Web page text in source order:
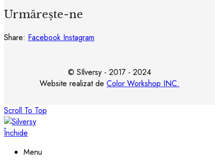
Urmărește-ne
Share: Facebook Instagram
© SIlversy - 2017 - 2024
Website realizat de Color Workshop INC.
Scroll To Top
Închide
Menu